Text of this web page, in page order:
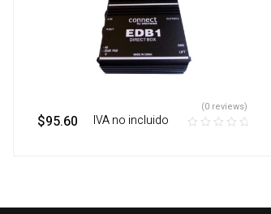
$95.60 ‎ ‎ ‎ IVA no incluido
(0 reviews)